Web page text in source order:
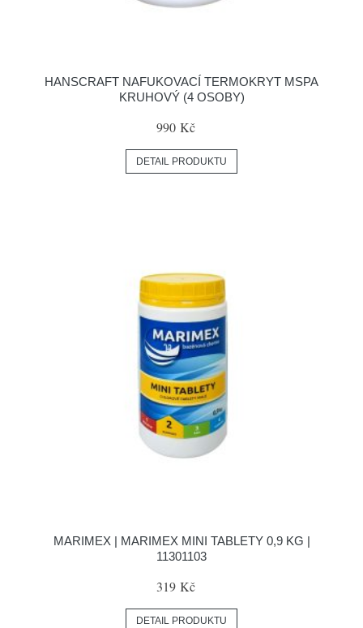
HANSCRAFT NAFUKOVACÍ TERMOKRYT MSPA
KRUHOVÝ (4 OSOBY)
990 Kč
DETAIL PRODUKTU
MARIMEX | MARIMEX MINI TABLETY 0,9 KG |
11301103
319 Kč
DETAIL PRODUKTU